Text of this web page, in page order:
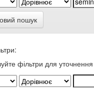
пошук
фільтри для уточнення